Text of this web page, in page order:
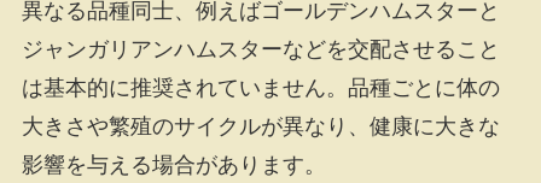
異なる品種同士、例えばゴールデンハムスターと
ジャンガリアンハムスターなどを交配させること
は基本的に推奨されていません。品種ごとに体の
大きさや繁殖のサイクルが異なり、健康に大きな
影響を与える場合があります。